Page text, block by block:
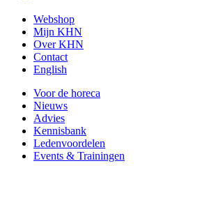
Webshop
Mijn KHN
Over KHN
Contact
English
Voor de horeca
Nieuws
Advies
Kennisbank
Ledenvoordelen
Events & Trainingen